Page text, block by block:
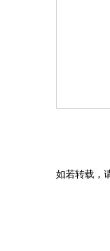
如若转载，